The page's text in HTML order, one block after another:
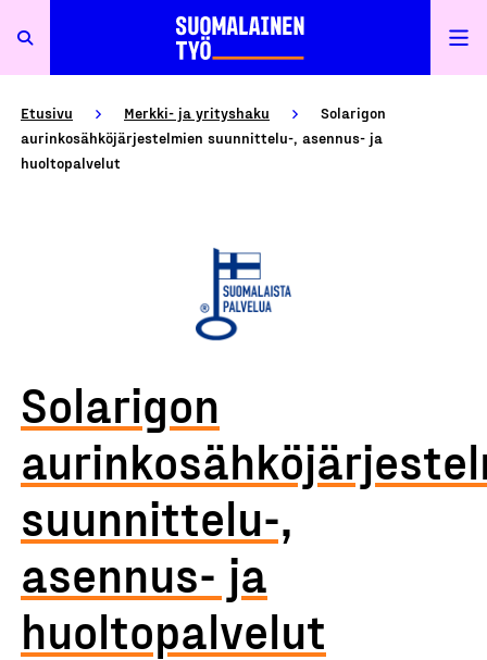
Etusivu Merkki- ja yrityshaku
Solarigon
aurinkosähköjärjestelmien suunnittelu-, asennus- ja
huoltopalvelut
Solarigon
suunnittelu-,
asennus- ja
huoltopalvelut